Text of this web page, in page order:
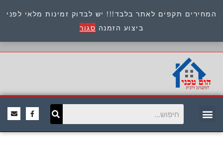
המחירים תקפים לאתר בלבד!!! יש לבדוק זמינות מלאי לפני
ביצוע הזמנה סגור
כתובת : היוזמים 9 אור יהודה שירות לקוחות 054-
8945722